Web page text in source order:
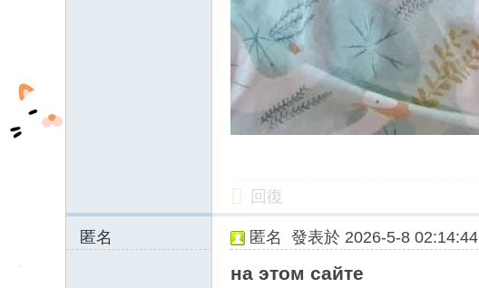
回復
匿名
匿名 發表於 2026-5-8 02:14:44
на этом сайте